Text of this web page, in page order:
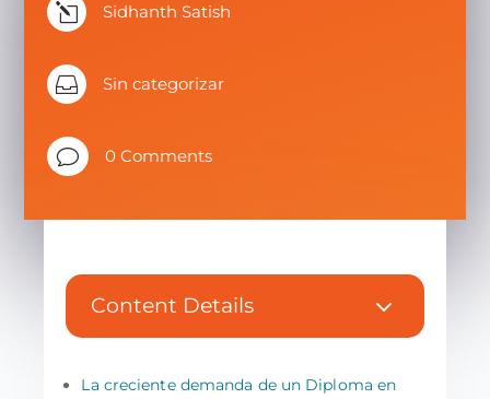
l Sidhanth Satish
 Sin categorizar
v 0 Comments
Content Details 3
La creciente demanda de un Diploma en